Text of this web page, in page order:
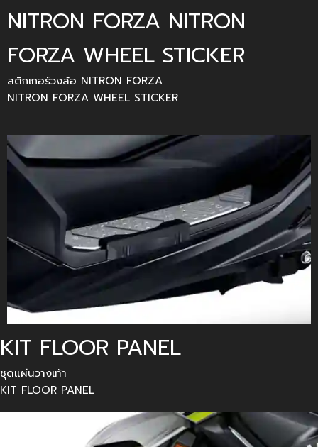
NITRON FORZA NITRON
FORZA WHEEL STICKER
สติกเกอร์วงล้อ NITRON FORZA
NITRON FORZA WHEEL STICKER
KIT FLOOR PANEL
ชุดแผ่นวางเท้า
KIT FLOOR PANEL